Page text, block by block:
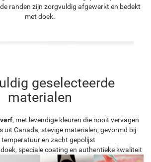
randen zijn zorgvuldig afgewerkt en bedekt
met doek.
geselecteerde
materialen
, met levendige kleuren die nooit vervagen
uit Canada, stevige materialen, gevormd bij
temperatuur en zacht gepolijst
speciale coating en authentieke kwaliteit